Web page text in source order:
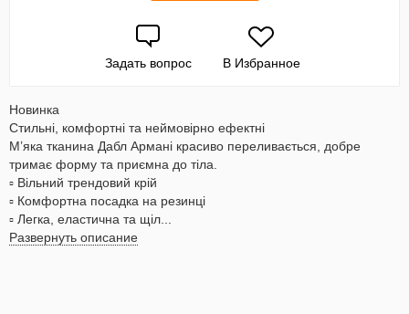
Задать вопрос В Избранное
Новинка
Стильні, комфортні та неймовірно ефектні
М’яка тканина Дабл Армані красиво переливається, добре
тримає форму та приємна до тіла.
▫️ Вільний трендовий крій
▫️ Комфортна посадка на резинці
▫️ Легка, еластична та щіл...
Развернуть описание